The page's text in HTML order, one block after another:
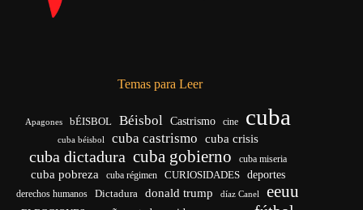
Temas para Leer
Apagones bÉISBOL Béisbol Castrismo cine cuba
cuba béisbol cuba castrismo cuba crisis
cuba dictadura cuba gobierno cuba miseria
cuba pobreza cuba régimen CURIOSIDADES deportes
derechos humanos Dictadura donald trump díaz Canel eeuu